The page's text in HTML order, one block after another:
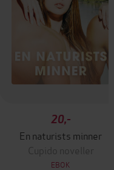
20,-
En naturists minner
Cupido noveller
EBOK